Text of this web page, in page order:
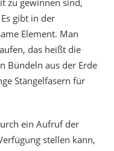
gibt in der
Element. Man
das heißt die
Bündeln aus der Erde
Stängelfasern für
ein Aufruf der
stellen kann,